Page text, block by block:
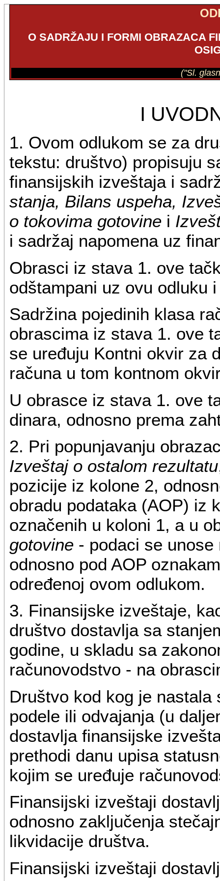
O SADRŽAJU I FORMI OBRAZACA
("Sl.
I
1. Ovom odlukom se za
tekstu: društvo) propisuju
finansijskih izveštaja i
stanja, Bilans uspeha,
o tokovima gotovine i
i sadržaj napomena uz
Obrasci iz stava 1. ove
odštampani uz ovu odluku
Sadržina pojedinih klasa
obrascima iz stava 1. ove
se uređuju Kontni okvir za
računa u tom kontnom
U obrasce iz stava 1. ove
dinara, odnosno prema
2. Pri popunjavanju
Izveštaj o ostalom rezultatu
pozicije iz kolone 2,
obradu podataka (AOP) iz
označenih u koloni 1, a u
gotovine- podaci se unose
odnosno pod AOP
određenoj ovom odlukom.
3. Finansijske izveštaje,
društvo dostavlja sa
godine, u skladu sa
računovodstvo - na
Društvo kod kog je nastala
podele ili odvajanja (u
dostavlja finansijske
prethodi danu upisa
kojim se uređuje
Finansijski izveštaji
odnosno zaključenja
likvidacije društva.
Finansijski izveštaji